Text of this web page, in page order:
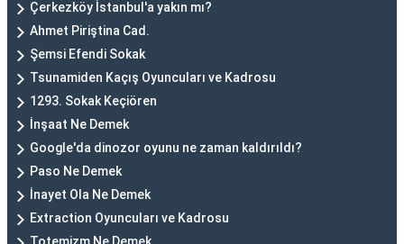
Çerkezköy İstanbul'a yakın mı?
Ahmet Piriştina Cad.
Şemsi Efendi Sokak
Tsunamiden Kaçış Oyuncuları ve Kadrosu
1293. Sokak Keçiören
İnşaat Ne Demek
Google'da dinozor oyunu ne zaman kaldırıldı?
Paso Ne Demek
İnayet Ola Ne Demek
Extraction Oyuncuları ve Kadrosu